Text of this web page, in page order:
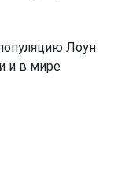
Лоун
и в мире